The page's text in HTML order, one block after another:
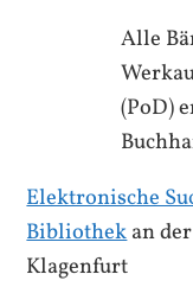
Alle
(PoD)
Elektronische
Bibliothekan
Klagenfurt